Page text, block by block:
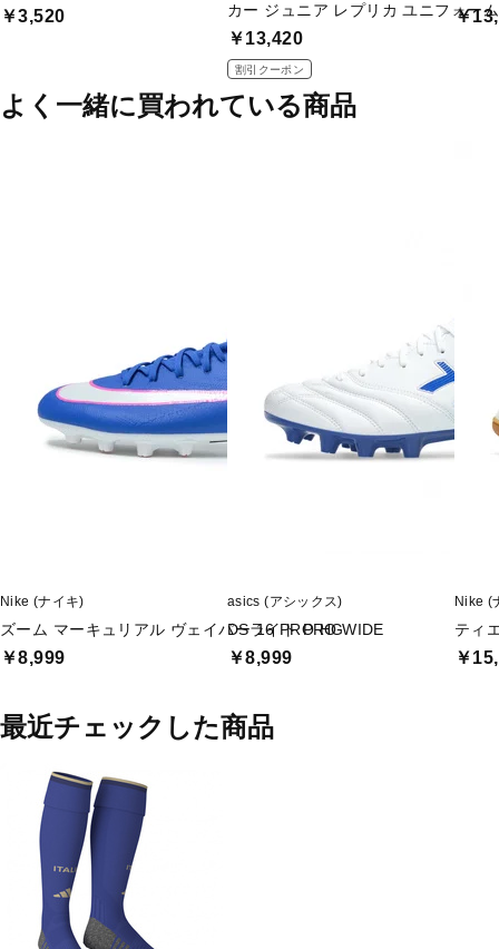
￥3,520
カー ジュニア レプリカ ユニフォーム
￥13,420
割引クーポン
￥
よく一緒に買われている商品
Nike (ナイキ)
ズーム マーキュリアル ヴェイパー 16 PRO HG
￥8,999
asics (アシックス)
DSライト PRO WIDE
￥8,999
Nike (
ティ
￥
最近チェックした商品